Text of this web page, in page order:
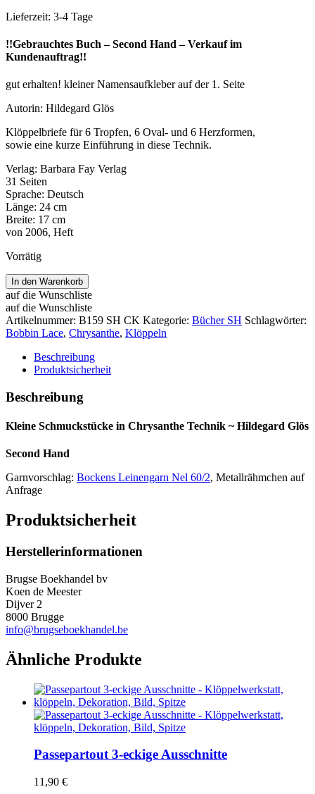
Lieferzeit: 3-4 Tage
!!Gebrauchtes Buch – Second Hand – Verkauf im
Kundenauftrag!!
gut erhalten! kleiner Namensaufkleber auf der 1. Seite
Autorin: Hildegard Glös
Klöppelbriefe für 6 Tropfen, 6 Oval- und 6 Herzformen,
sowie eine kurze Einführung in diese Technik.
Verlag: Barbara Fay Verlag
31 Seiten
Sprache: Deutsch
Länge: 24 cm
Breite: 17 cm
von 2006, Heft
Vorrätig
Kleine
Schmuckstücke
in
Chrysanthe
Technik
Hildegard
Glös
In den Warenkorb
auf die Wunschliste
auf die Wunschliste
Artikelnummer: B159 SH CK Kategorie: Bücher SH Schlagwörter:
Bobbin Lace, Chrysanthe, Klöppeln
Beschreibung
Produktsicherheit
Beschreibung
Kleine Schmuckstücke in Chrysanthe Technik ~ Hildegard Glös
Second Hand
Garnvorschlag: Bockens Leinengarn Nel 60/2, Metallrähmchen auf
Anfrage
Produktsicherheit
Herstellerinformationen
Brugse Boekhandel bv
Koen de Meester
Dijver 2
8000 Brugge
info@brugseboekhandel.be
Ähnliche Produkte
Passepartout 3-eckige Ausschnitte
11,90 €